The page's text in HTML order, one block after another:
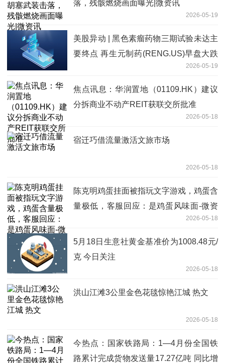
落，残骸燃烧画面曝光|微资讯
2026-05-19
美股异动 | 黑色素瘤药物三期试验未达主
要终点 再生元制药(RENG.US)早盘大跌
2026-05-19
焦点讯息：华润置地（01109.HK）建议
分拆商业不动产REIT获联交所批准
2026-05-18
宿迁巧借流量激活文旅市场
2026-05-18
陈克明鸡蛋挂面被指玩文字游戏，鸡蛋含
量极低，客服回应：是鸡蛋风味面-微资
2026-05-18
5月18日生意社黄金基准价为1008.48元/
克 今日关注
2026-05-18
洪山江滩3公里金色花毯惊艳江城 热文
2026-05-18
今热点：国家铁路局：1—4月份全国铁
路累计完成货物发送量17.27亿吨 同比增